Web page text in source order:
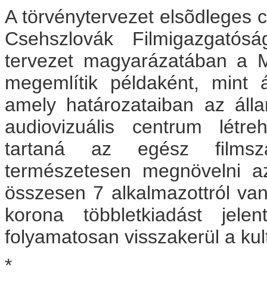
A törvénytervezet elsõdleges
Csehszlovák
tervezet magyarázatában a
megemlítik példaként, mint
amely határozataiban az
audiovizuális centrum
tartaná az egész
természetesen megnövelni
összesen 7 alkalmazottról
korona többletkiadást
folyamatosan visszakerül a
*